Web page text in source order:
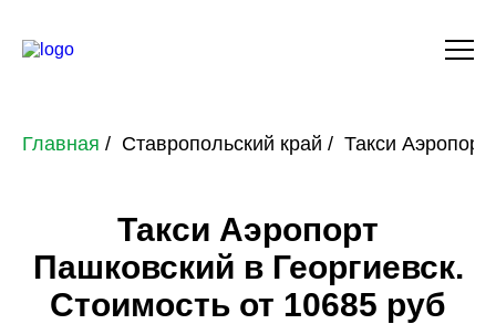
Главная Ставропольский край Такси
Такси Аэропорт
Пашковский в Георгиевск.
Стоимость от 10685 руб